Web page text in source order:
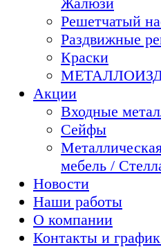
Решетчатый
Раздвижные
Краски
Акции
Входные
Сейфы
мебель /
Новости
Наши работы
О компании
Контакты и